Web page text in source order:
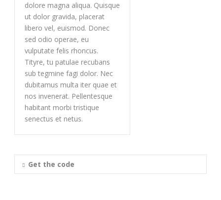
dolore magna aliqua. Quisque
ut dolor gravida, placerat
libero vel, euismod. Donec
sed odio operae, eu
vulputate felis rhoncus.
Tityre, tu patulae recubans
sub tegmine fagi dolor. Nec
dubitamus multa iter quae et
nos invenerat. Pellentesque
habitant morbi tristique
senectus et netus.
Get the code